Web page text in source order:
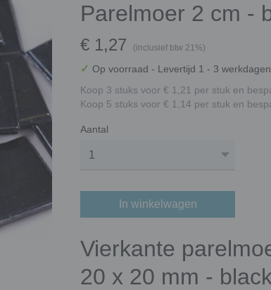
Parelmoer 2 cm -
€ 1,27 (inclusief btw 21%)
✓ Op voorraad - Levertijd 1 - 3 werkdagen
Koop 3 stuks voor € 1,21 per stuk en
Koop 5 stuks voor € 1,14 per stuk en
Aantal
In winkelwagen
Vierkante
20 x 20 mm -